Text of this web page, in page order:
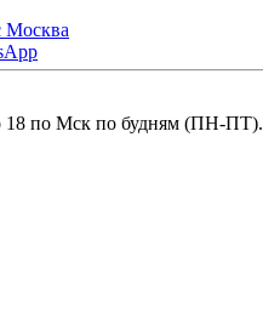
Москва
18 по Мск по будням (ПН-ПТ).